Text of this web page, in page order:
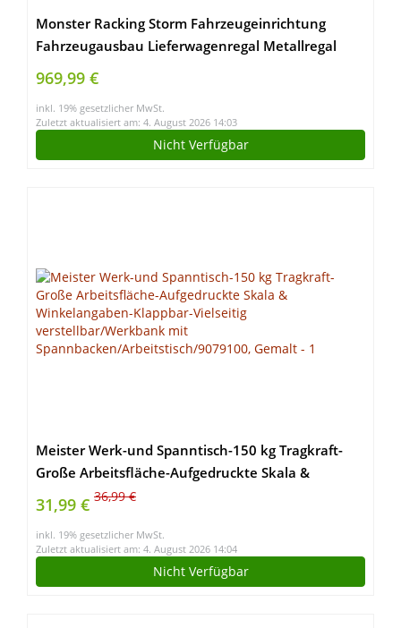
Monster Racking Storm Fahrzeugeinrichtung
Fahrzeugausbau Lieferwagenregal Metallregal
Werkstattwagen Transporter Regalsystem Racking
Werkzeugregal Fahrzeugregal Transporterregal
Rot
969,99 €
inkl. 19% gesetzlicher MwSt.
Zuletzt aktualisiert am: 4. August 2026 14:03
Nicht Verfügbar
Meister Werk-und Spanntisch-150 kg Tragkraft-
Große Arbeitsfläche-Aufgedruckte Skala &
Winkelangaben-Klappbar-Vielseitig
verstellbar/Werkbank mit
Spannbacken/Arbeitstisch/9079100, Gemalt
31,99 € 36,99 €
inkl. 19% gesetzlicher MwSt.
Zuletzt aktualisiert am: 4. August 2026 14:04
Nicht Verfügbar